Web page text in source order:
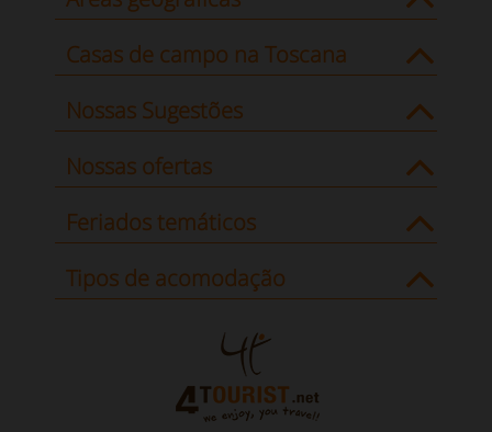
Casas de campo na Toscana
Nossas Sugestões
Nossas ofertas
Feriados temáticos
Tipos de acomodação